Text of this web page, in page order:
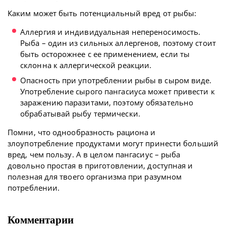
Каким может быть потенциальный вред от рыбы:
Аллергия и индивидуальная непереносимость.
Рыба – один из сильных аллергенов, поэтому стоит
быть осторожнее с ее применением, если ты
склонна к аллергической реакции.
Опасность при употреблении рыбы в сыром виде.
Употребление сырого пангасиуса может привести к
заражению паразитами, поэтому обязательно
обрабатывай рыбу термически.
Помни, что однообразность рациона и
злоупотребление продуктами могут принести больший
вред, чем пользу. А в целом пангасиус – рыба
довольно простая в приготовлении, доступная и
полезная для твоего организма при разумном
потреблении.
Комментарии